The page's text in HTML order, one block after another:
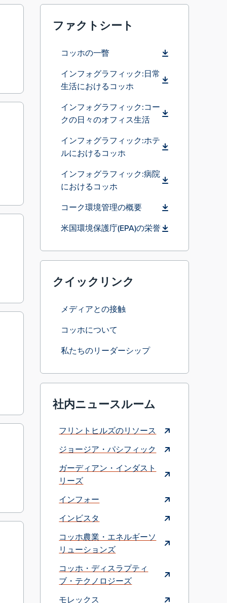
ファクトシート
コッホの一瞥
インフォグラフィック:日常
生活におけるコッホ
インフォグラフィック:コー
クの日々のオフィス生活
インフォグラフィック:ホテ
ルにおけるコッホ
インフォグラフィック:病院
におけるコッホ
コーク環境管理の概要
米国環境保護庁(EPA)の栄誉
クイックリンク
メディアとの接触
コッホについて
私たちのリーダーシップ
社内ニュースルーム
フリントヒルズのリソース
ジョージア・パシフィック
ガーディアン・インダスト
リーズ
インフォー
インビスタ
コッホ農業・エネルギーソ
リューションズ
コッホ・ディスラプティ
ブ・テクノロジーズ
モレックス